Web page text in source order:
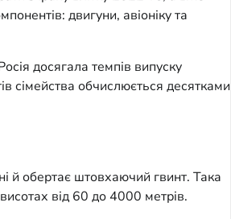
двигуни, авіоніку та
досягала темпів випуску
сімейства обчислюється десятками
й обертає штовхаючий гвинт. Така
від 60 до 4000 метрів.